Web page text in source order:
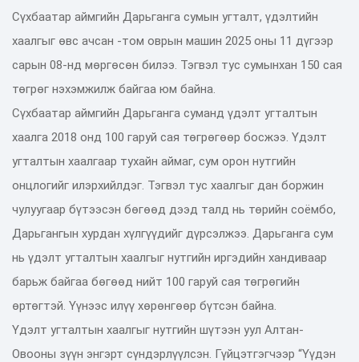
Сүхбаатар аймгийн Дарьганга сумын угталт, үдэлтийн
хаалгыг өвс ачсан -том оврын машин 2025 оны 11 дүгээр
сарын 08-нд мөргөсөн билээ. Тэгвэл тус сумынхан 150 сая
төгрөг нэхэмжилж байгаа юм байна.
Сүхбаатар аймгийн Дарьганга суманд үдэлт угталтын
хаалга 2018 онд 100 гаруй сая төгрөгөөр босжээ. Үдэлт
угталтын хаалгаар тухайн аймаг, сум орон нутгийн
онцлогийг илэрхийлдэг. Тэгвэл тус хаалгыг дан боржин
чулуугаар бүтээсэн бөгөөд дээд талд нь төрийн соёмбо,
Дарьгангын хурдан хүлгүүдийг дүрсэлжээ. Дарьганга сум
нь үдэлт угталтын хаалгыг нутгийн иргэдийн хандиваар
барьж байгаа бөгөөд нийт 100 гаруй сая төгрөгийн
өртөгтэй. Үүнээс илүү хөрөнгөөр бүтсэн байна.
Үдэлт угталтын хаалгыг нутгийн шүтээн уул Алтан-
Овооны зүүн энгэрт сүндэрлүүлсэн. Гүйцэтгэгчээр “Үүдэн